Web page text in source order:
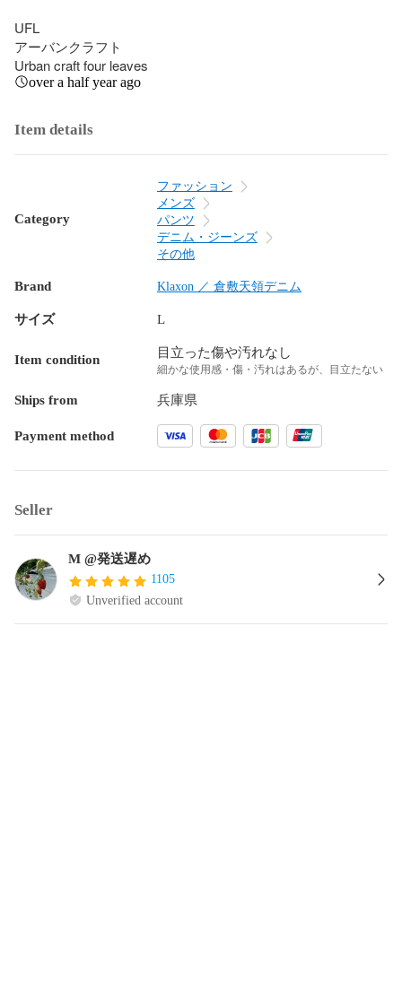
UFL
アーバンクラフト
Urban craft four leaves
over a half year ago
Item details
Category
ファッション
メンズ
パンツ
デニム・ジーンズ
その他
Brand Klaxon ／ 倉敷天領デニム
サイズ L
Item condition 目立った傷や汚れなし
細かな使用感・傷・汚れはあるが、目立たない
Ships from 兵庫県
Payment method
Seller
M @発送遅め
1105
Unverified account